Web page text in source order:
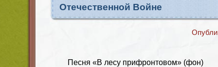
Отечественной Войне
Песня «В лесу прифронтовом» (фон)